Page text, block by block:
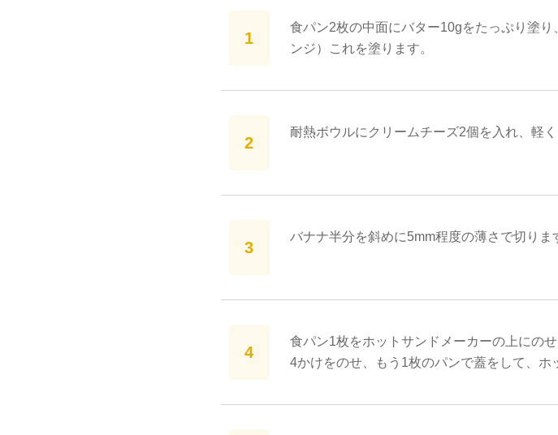
食パン2枚の中面にバター10gをたっぷり塗
ンジ）これを塗ります。
耐熱ボウルにクリームチーズ2個を入れ、軽
バナナ半分を斜めに5mm程度の薄さで切りま
食パン1枚をホットサンドメーカーの上にの
4かけをのせ、もう1枚のパンで蓋をして、ホ